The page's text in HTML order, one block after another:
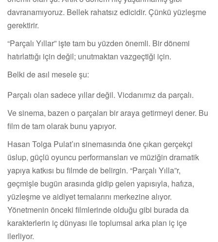
davranamıyoruz. Bellek rahatsız edicidir. Çünkü yüzleşme
gerektirir.
“Parçalı Yıllar” işte tam bu yüzden önemli. Bir dönemi
hatırlattığı için değil; unutmaktan vazgeçtiği için.
Belki de asıl mesele şu:
Parçalı olan sadece yıllar değil. Vicdanımız da parçalı.
Ve sinema, bazen o parçaları bir araya getirmeyi dener. Bu
film de tam olarak bunu yapıyor.
Hasan Tolga Pulat’ın sinemasında öne çıkan gerçekçi
üslup, güçlü oyuncu performansları ve müziğin dramatik
yapıya katkısı bu filmde de belirgin. “Parçalı Yılla”r,
geçmişle bugün arasında gidip gelen yapısıyla, hafıza,
yüzleşme ve aidiyet temalarını merkezine alıyor.
Yönetmenin önceki filmlerinde olduğu gibi burada da
karakterlerin iç dünyası ile toplumsal arka plan iç içe
ilerliyor.